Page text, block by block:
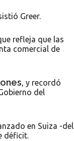
Greer.
refleja que las
comercial de
, y recordó
del
en Suiza -del
déficit.